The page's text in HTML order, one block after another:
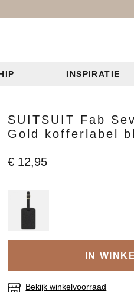
INSPIRATIE
Reistassen
2026
Charms
SUITSUIT Fab
Gold kofferlabel
€ 12,95
IN
Bekijk winkelvoorraad